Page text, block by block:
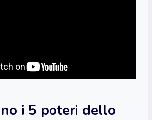
i 5 poteri dello